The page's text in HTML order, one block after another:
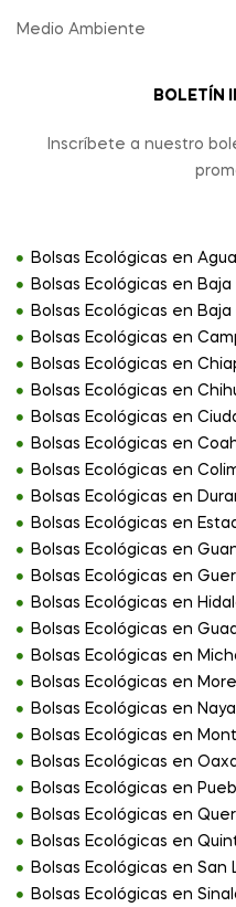
Medio Ambiente
BOLETÍN
Inscríbete a nuestro
Bolsas Ecológicas en
Bolsas Ecológicas en Baja
Bolsas Ecológicas en Baja
Bolsas Ecológicas en
Bolsas Ecológicas en
Bolsas Ecológicas en
Bolsas Ecológicas en
Bolsas Ecológicas en
Bolsas Ecológicas en
Bolsas Ecológicas en
Bolsas Ecológicas en
Bolsas Ecológicas en
Bolsas Ecológicas en
Bolsas Ecológicas en
Bolsas Ecológicas en
Bolsas Ecológicas en
Bolsas Ecológicas en
Bolsas Ecológicas en
Bolsas Ecológicas en
Bolsas Ecológicas en
Bolsas Ecológicas en
Bolsas Ecológicas en
Bolsas Ecológicas en
Bolsas Ecológicas en San
Bolsas Ecológicas en